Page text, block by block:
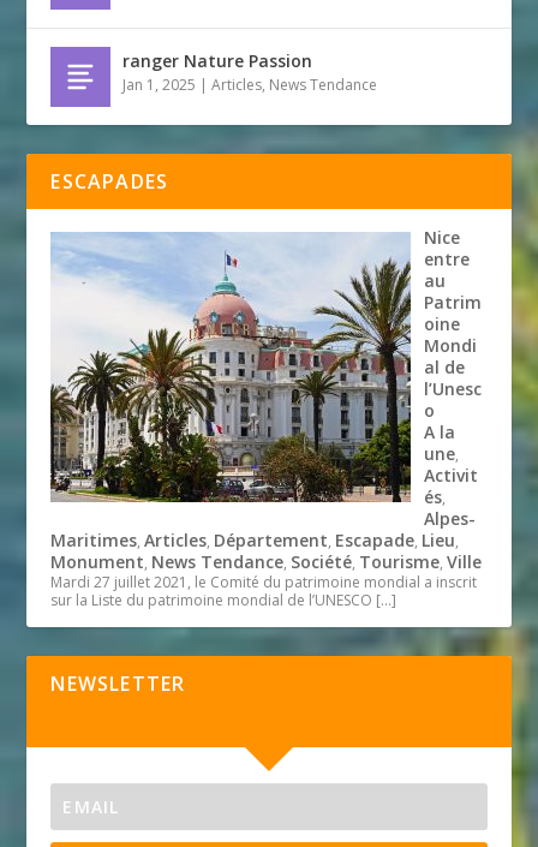
ranger Nature Passion
Jan 1, 2025 |Articles, News Tendance
ESCAPADES
Nice
entre
au
Patrim
oine
Mondi
al de
l’Unesc
o
A la
une,
Activit
és,
Alpes-
Maritimes,Articles, Département, Escapade, Lieu,
Monument, News Tendance, Société, Tourisme,Ville
Mardi 27 juillet 2021, le Comité du patrimoine mondial a inscrit
sur la Liste du patrimoine mondial de l’UNESCO […]
NEWSLETTER